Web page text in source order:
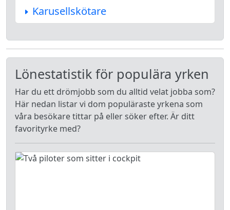
Karusellskötare
Lönestatistik för populära yrken
Har du ett drömjobb som du alltid velat jobba som?
Här nedan listar vi dom populäraste yrkena som
våra besökare tittar på eller söker efter. Är ditt
favorityrke med?